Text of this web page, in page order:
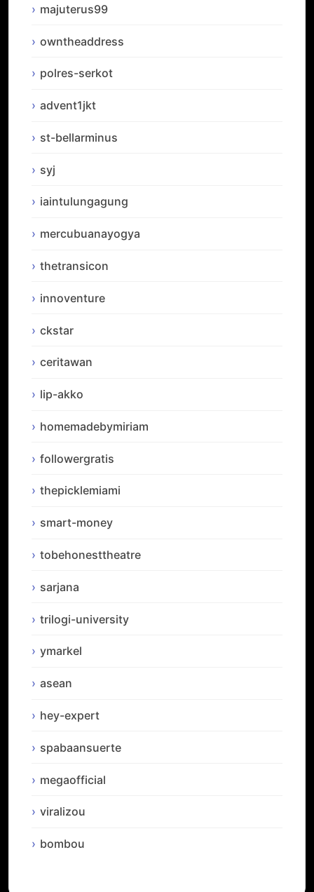
majuterus99
owntheaddress
polres-serkot
advent1jkt
st-bellarminus
syj
iaintulungagung
mercubuanayogya
thetransicon
innoventure
ckstar
ceritawan
lip-akko
homemadebymiriam
followergratis
thepicklemiami
smart-money
tobehonesttheatre
sarjana
trilogi-university
ymarkel
asean
hey-expert
spabaansuerte
megaofficial
viralizou
bombou